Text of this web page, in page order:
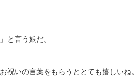
と言う娘だ。
祝いの言葉をもらうととても嬉しいね。